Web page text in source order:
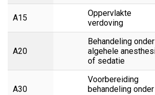
A15
Oppervlakte
verdoving
A20
Behandeling onder
algehele
of sedatie
A30
Voorbereiding
behandeling onder